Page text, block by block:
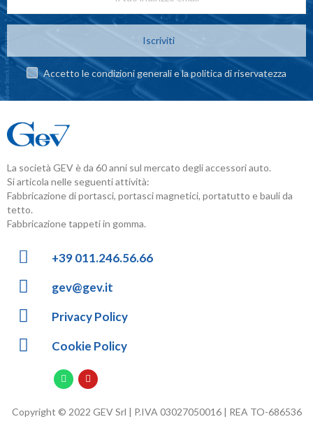
Iscriviti
Accetto le condizioni generali e la politica di riservatezza
La società GEV è da 60 anni sul mercato degli accessori auto.
Si articola nelle seguenti attività:
Fabbricazione di portasci, portasci magnetici, portatutto e bauli da
tetto.
Fabbricazione tappeti in gomma.
+39 011.246.56.66
gev@gev.it
Privacy Policy
Cookie Policy
Copyright © 2022 GEV Srl | P.IVA 03027050016 | REA TO-686536